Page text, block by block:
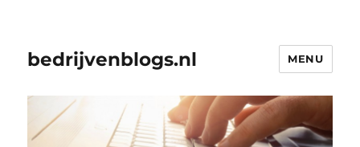
bedrijvenblogs.nl MENU